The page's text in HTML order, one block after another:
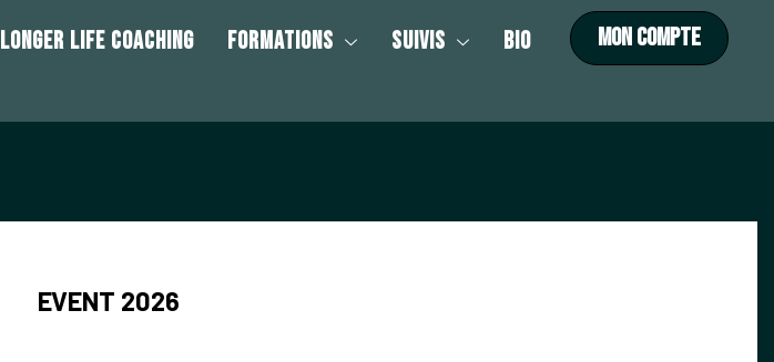
LONGER LIFE COACHING FORMATIONS SUIVIS BIO MON COMPTE
EVENT 2026